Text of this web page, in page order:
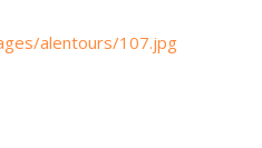
alentours/107.jpg